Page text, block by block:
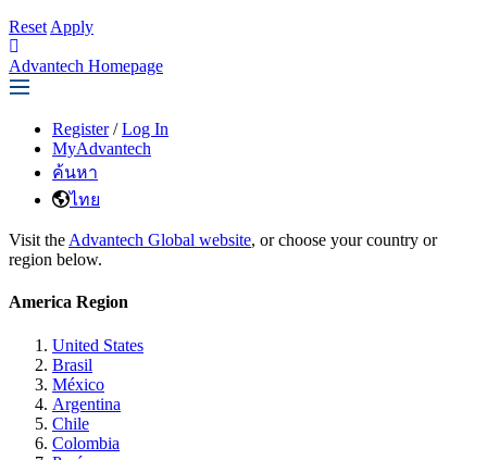
Reset Apply
Advantech Homepage
Register / Log In
MyAdvantech
ค้นหา
ไทย
Visit the Advantech Global website, or choose your country or
region below.
America Region
United States
Brasil
México
Argentina
Chile
Colombia